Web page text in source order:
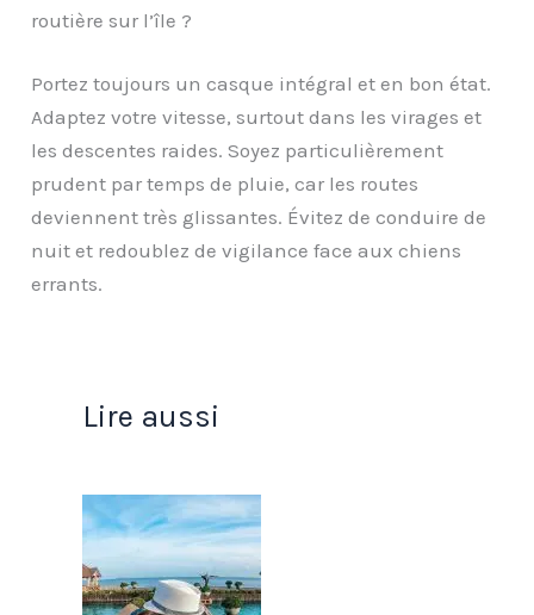
routière sur l’île ?
Portez toujours un casque intégral et en bon état.
Adaptez votre vitesse, surtout dans les virages et
les descentes raides. Soyez particulièrement
prudent par temps de pluie, car les routes
deviennent très glissantes. Évitez de conduire de
nuit et redoublez de vigilance face aux chiens
errants.
Lire aussi